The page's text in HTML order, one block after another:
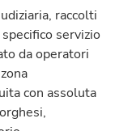
raccolti
servizio
da operatori
con assoluta